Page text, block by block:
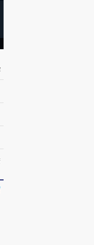
“入侵”还是“人道危